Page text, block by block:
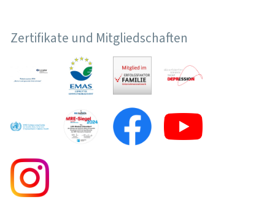
Zertifikate und Mitgliedschaften